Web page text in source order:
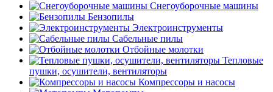
Снегоуборочные машины
Бензопилы
Электроинструменты
Сабельные пилы
Отбойные молотки
Тепловые
пушки, осушители, вентиляторы
Компрессоры и насосы